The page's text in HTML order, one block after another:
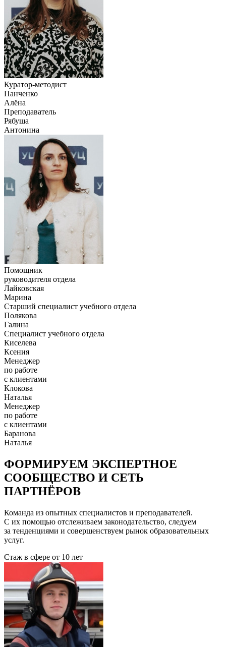
Куратор-методист
Панченко
Алёна
Преподаватель
Рябуша
Антонина
Помощник
руководителя отдела
Лайковская
Марина
Старший специалист учебного отдела
Полякова
Галина
Специалист учебного отдела
Киселева
Ксения
Менеджер
по работе
с клиентами
Клокова
Наталья
Менеджер
по работе
с клиентами
Баранова
Наталья
ФОРМИРУЕМ ЭКСПЕРТНОЕ
СООБЩЕСТВО И СЕТЬ
ПАРТНЁРОВ
Команда из опытных специалистов и преподавателей.
С их помощью отслеживаем законодательство, следуем
за тенденциями и совершенствуем рынок образовательных
услуг.
Стаж в сфере от 10 лет